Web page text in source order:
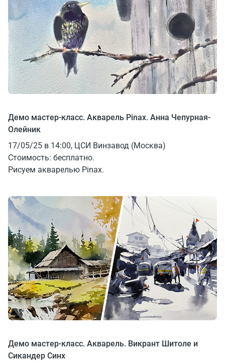
Демо мастер-класс. Акварель Pinax. Анна Чепурная-
Олейник
17/05/25 в 14:00, ЦСИ Винзавод (Москва)
Стоимость: бесплатно.
Рисуем акварелью Pinax.
Демо мастер-класс. Акварель. Викрант Шитоле и
Сикандер Синх